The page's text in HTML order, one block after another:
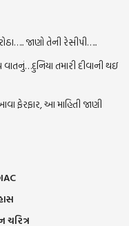
જાણો તેની રેસીપી…..
તમારી દીવાની થઇ
ફેરફાર, આ માહિતી જાણી
ચરિત્ર